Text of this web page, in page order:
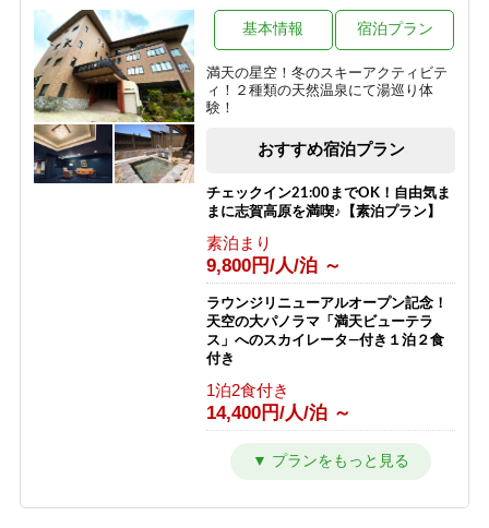
8,166円/人/泊 ～
【西館】【朝食付】バリューレート /
焼額山スキー場が目の前！小学生まで
リフト券無料♪
11,466円/人/泊 ～
【西館】【夕朝食付】バリューレート/
焼額山スキー場が目の前！小学生まで
1泊2食付き
17,866円/人/泊 ～
【西館】【室料】連泊プラン / 焼額山
スキー場が目の前！小学生までリフト
券無料♪
素泊まり
7,145円/人/泊 ～
【西館】【朝食付】連泊プラン / 焼額
山スキー場が目の前！小学生までリフ
夕食のみ・朝食無しプラン！
夕食のみ
9,050円/人/泊 ～
【朝食付】ご到着が遅いご予約にもお
すすめ！北アルプスを望む露天風呂付
8,050円/人/泊 ～
給湯、その他サービスなしの割り切り
プラン◎
素泊まり
4,000円/人/泊 ～
【2食付・連泊プラン】5泊以上のご宿
む露天風呂付温泉宿
1泊2食付き
10,000円/人/泊 ～
満天の星空！冬のスキーアクティビテ
ィ！２種類の天然温泉にて湯巡り体
験！
基本情報 宿泊プラン
おすすめ宿泊プラン
チェックイン21:00までOK！自由気ま
まに志賀高原を満喫♪【素泊プラン】
素泊まり
9,800円/人/泊 ～
ラウンジリニューアルオープン記念！
天空の大パノラマ「満天ビューテラ
ス」へのスカイレータ―付き１泊２食
付き
1泊2食付き
14,400円/人/泊 ～
カラオケ＆BARオープン記念！ Bar
での１ドリンク付き１泊２食プラン